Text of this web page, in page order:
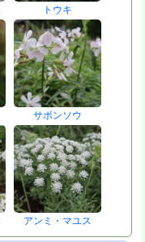
トウキ
サボンソウ
アンミ・マユス